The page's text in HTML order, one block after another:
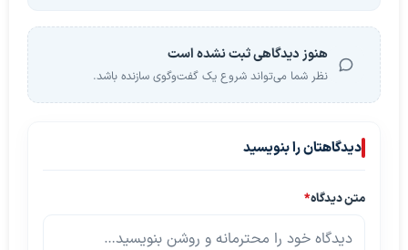
هنوز دیدگاهی ثبت نشده است
نظر شما می‌تواند شروع یک گفت‌وگوی سازنده باشد.
دیدگاهتان را بنویسید
متن دیدگاه*